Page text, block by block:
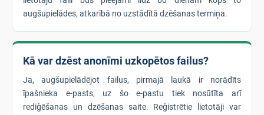
augšupielādes, atkarībā no uzstādītā dzēšanas termiņa.
Kā var dzēst anonīmi uzkopētos failus?
Ja, augšupielādējot failus, pirmajā laukā ir norādīts
īpašnieka e-pasts, uz šo e-pastu tiek nosūtīta arī
rediģēšanas un dzēšanas saite. Reģistrētie lietotāji var